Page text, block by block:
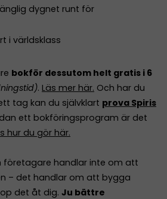
dygnet runt för
i världsklass
bokför dessutom helt gratis i 6
. Läs mer här. Och har du
tag kan du självklart prova Spiris
ett bokföringsprogram är det
hur du gör här.
handlar inte om att
– det handlar om att bygga
det åt dig. Ju bättre